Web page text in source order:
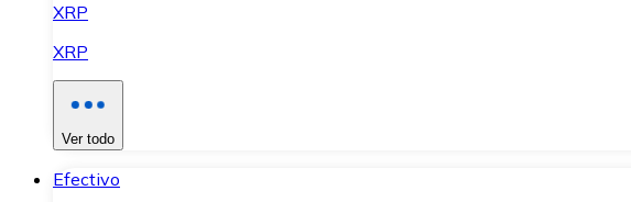
XRP
XRP
Ver todo
Efectivo